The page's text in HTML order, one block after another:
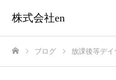
株式会社en
ブログ 放課後等デイ